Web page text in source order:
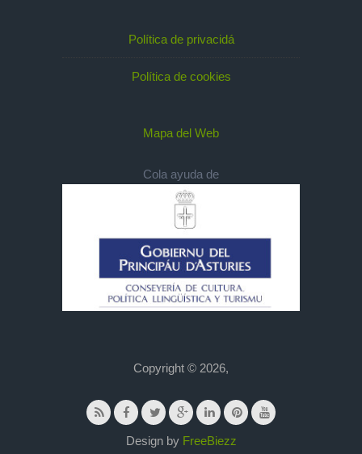
Política de privacidá
Política de cookies
Mapa del Web
Cola ayuda de
Copyright © 2026,
Design by FreeBiezz